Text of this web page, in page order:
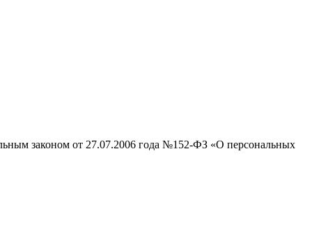
законом от 27.07.2006 года №152-ФЗ «О персональных